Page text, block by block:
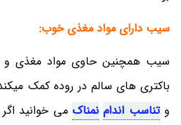
سیب دارای مواد مغذی خوب:
سیب همچنین حاوی مواد مغذی و
باکتری های سالم در روده کمک
وتناسب اندام نمناک می خوانید